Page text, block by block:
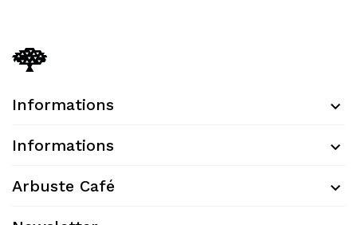
Informations
Informations
Arbuste Café